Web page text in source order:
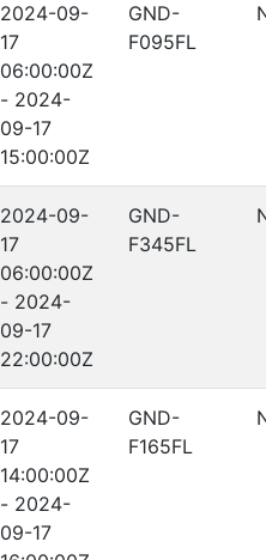
2024-09-
17
06:00:00Z
- 2024-
09-17
15:00:00Z
GND-
F095FL
2024-09-
17
06:00:00Z
- 2024-
09-17
22:00:00Z
GND-
F345FL
2024-09-
17
14:00:00Z
- 2024-
09-17
GND-
F165FL